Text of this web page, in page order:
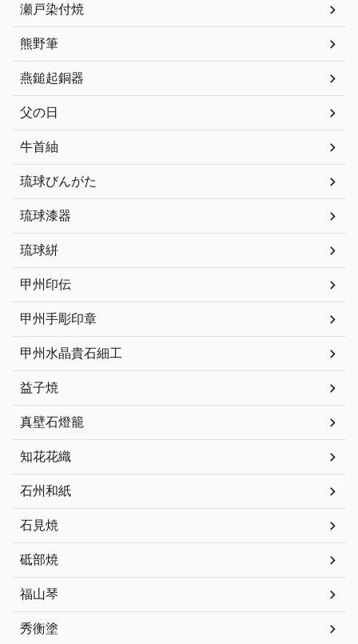
瀬戸染付焼
熊野筆
燕鎚起銅器
父の日
牛首紬
琉球びんがた
琉球漆器
琉球絣
甲州印伝
甲州手彫印章
甲州水晶貴石細工
益子焼
真壁石燈籠
知花花織
石州和紙
石見焼
砥部焼
福山琴
秀衡塗